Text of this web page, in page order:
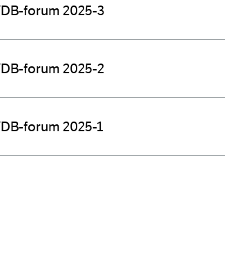
forum 2025-3
forum 2025-2
forum 2025-1